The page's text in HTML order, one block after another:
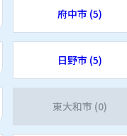
府中市 (5)
日野市 (5)
東大和市 (0)